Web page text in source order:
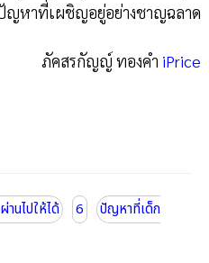
ญหาที่เผชิญอยู่อย่างชาญฉลาด
ภัคสรกัญญ์ ทองคำ iPrice
นไปให้ได้ 6
ปัญหาที่เด็ก